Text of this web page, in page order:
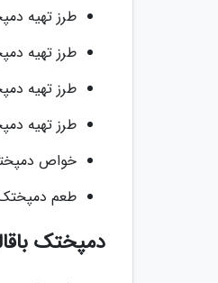
طرز تهیه
طرز تهیه
طرز تهیه
طرز تهیه
خواص
طعم
دمپختک